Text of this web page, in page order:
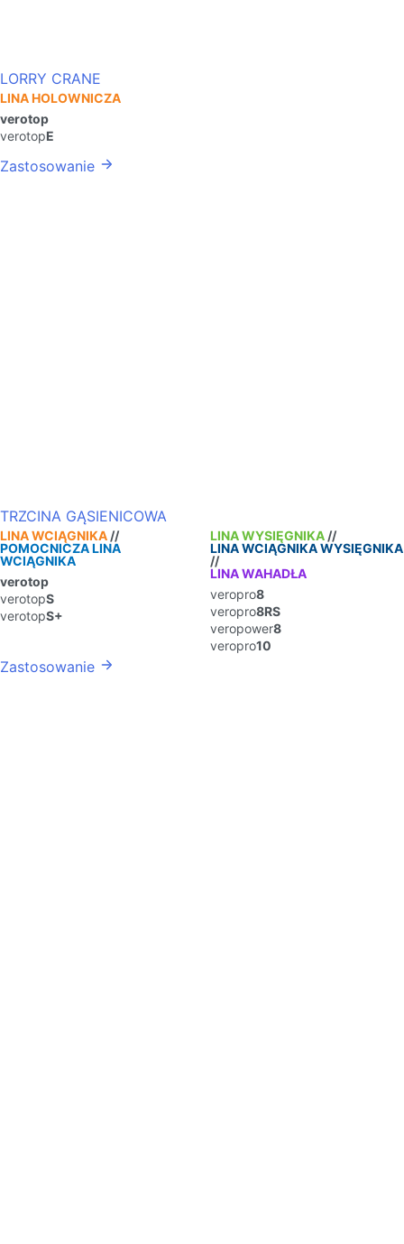
LORRY CRANE
LINA HOLOWNICZA
verotop
verotopE
Zastosowanie
TRZCINA GĄSIENICOWA
LINA WCIĄGNIKA //
POMOCNICZA LINA
WCIĄGNIKA
verotop
verotopS
verotopS+
LINA WYSIĘGNIKA //
LINA WCIĄGNIKA WYSIĘGNIKA
//
LINA WAHADŁA
veropro8
veropro8RS
veropower8
veropro10
Zastosowanie